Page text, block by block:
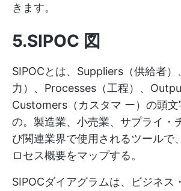
きます。
5.SIPOC 図
SIPOCとは、Suppliers（供給者
力）、Processes（工程）、
Customers（カスタマ ー）の頭文
の。製造業、小売業、サプライ・
び関連業界で使用されるツールで
ロセス概要をマップする。
SIPOCダイアグラムは、ビジネス